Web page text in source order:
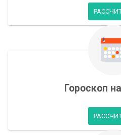
Гороскоп